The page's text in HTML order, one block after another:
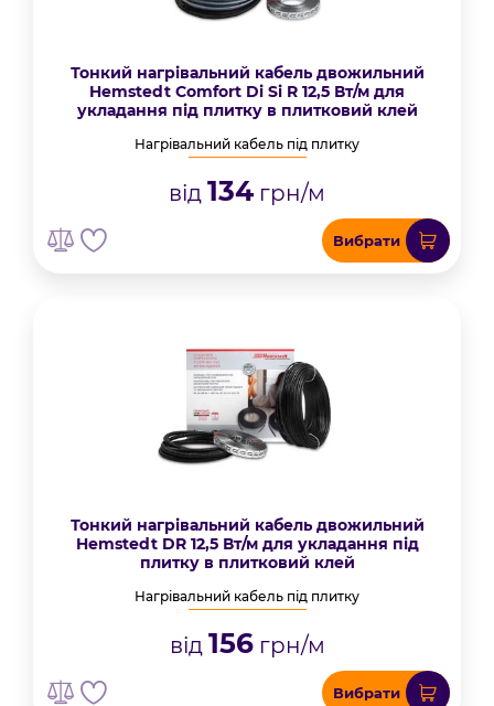
Тонкий нагрівальний кабель двожильний
Hemstedt Comfort Di Si R 12,5 Вт/м для
укладання під плитку в плитковий клей
Нагрівальний кабель під плитку
від 134 грн/м
Вибрати
Тонкий нагрівальний кабель двожильний
Hemstedt DR 12,5 Вт/м для укладання під
плитку в плитковий клей
Нагрівальний кабель під плитку
від 156грн/м
Вибрати